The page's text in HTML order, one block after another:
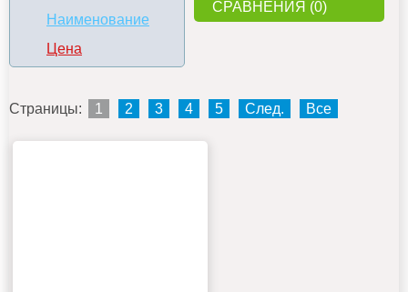
Наименование
Цена
СРАВНЕНИЯ (0)
Страницы: 1 2 3 4 5 След. Все